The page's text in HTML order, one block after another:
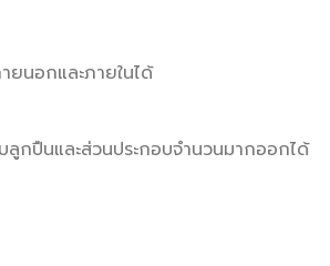
ยนอกและภายในได้
กปืนและส่วนประกอบจำนวนมากออกได้